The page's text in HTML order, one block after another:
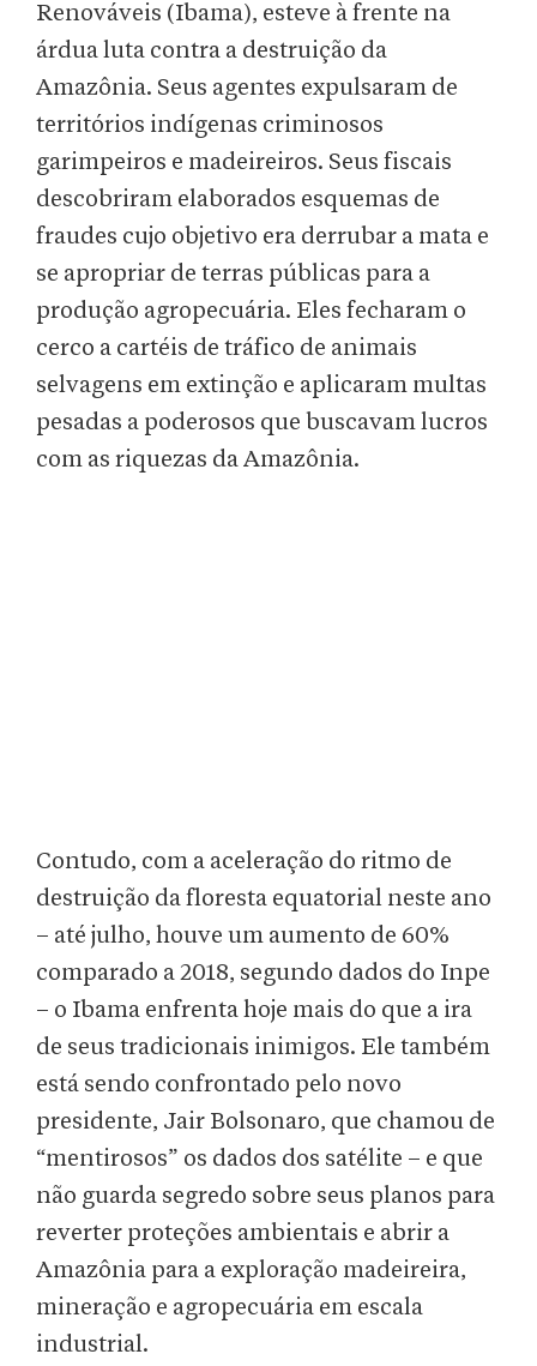
Renováveis (Ibama), esteve à frente na
árdua luta contra a destruição da
Amazônia. Seus agentes expulsaram de
territórios indígenas criminosos
garimpeiros e madeireiros. Seus fiscais
descobriram elaborados esquemas de
fraudes cujo objetivo era derrubar a mata e
se apropriar de terras públicas para a
produção agropecuária. Eles fecharam o
cerco a cartéis de tráfico de animais
selvagens em extinção e aplicaram multas
pesadas a poderosos que buscavam lucros
com as riquezas da Amazônia.
Contudo, com a aceleração do ritmo de
destruição da floresta equatorial neste ano
– até julho, houve um aumento de 60%
comparado a 2018, segundo dados do Inpe
– o Ibama enfrenta hoje mais do que a ira
de seus tradicionais inimigos. Ele também
está sendo confrontado pelo novo
presidente, Jair Bolsonaro, que chamou de
“mentirosos” os dados dos satélite – e que
não guarda segredo sobre seus planos para
reverter proteções ambientais e abrir a
Amazônia para a exploração madeireira,
mineração e agropecuária em escala
industrial.